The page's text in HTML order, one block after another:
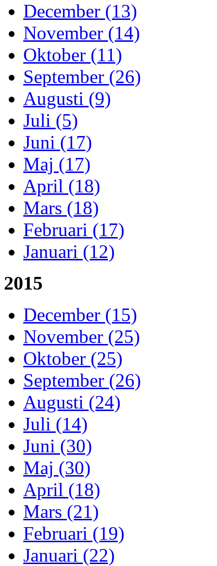
December (13)
November (14)
Oktober (11)
September (26)
Augusti (9)
Juli (5)
Juni (17)
Maj (17)
April (18)
Mars (18)
Februari (17)
Januari (12)
2015
December (15)
November (25)
Oktober (25)
September (26)
Augusti (24)
Juli (14)
Juni (30)
Maj (30)
April (18)
Mars (21)
Februari (19)
Januari (22)